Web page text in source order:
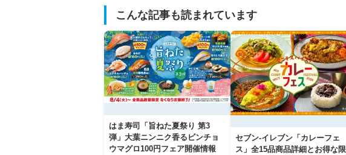
こんな記事も読まれています
はま寿司「旨ねた夏祭り 第3
弾」大葉ニンニク香るビンチョ
ウマグロ100円フェア開催情報
セブン‐イレブン「カレーフェ
ス」全15品商品詳細とお得な限